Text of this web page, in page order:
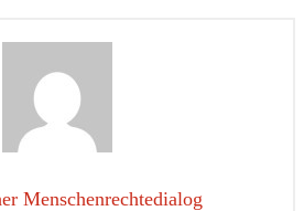
Menschenrechtedialog